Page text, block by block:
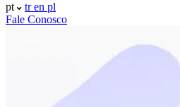
pt tren pl
Fale Conosco